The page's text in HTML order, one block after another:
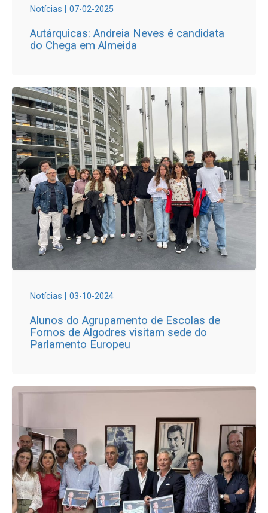
Notícias | 07-02-2025
Autárquicas: Andreia Neves é candidata
do Chega em Almeida
Notícias | 03-10-2024
Alunos do Agrupamento de Escolas de
Fornos de Algodres visitam sede do
Parlamento Europeu